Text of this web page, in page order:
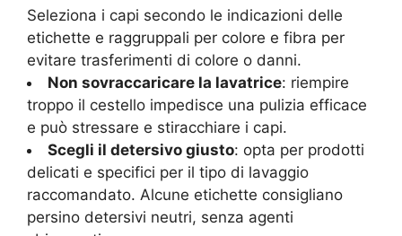
Seleziona i capi secondo le indicazioni delle
etichette e raggruppali per colore e fibra per
evitare trasferimenti di colore o danni.
Non sovraccaricare la lavatrice: riempire
troppo il cestello impedisce una pulizia efficace
e può stressare e stiracchiare i capi.
Scegli il detersivo giusto: opta per prodotti
delicati e specifici per il tipo di lavaggio
raccomandato. Alcune etichette consigliano
persino detersivi neutri, senza agenti